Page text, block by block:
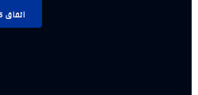
اتفاق 2026